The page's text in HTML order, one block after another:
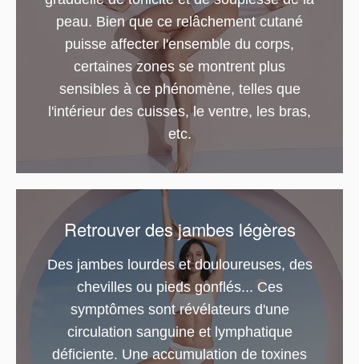
peau. Bien que ce relâchement cutané
puisse affecter l'ensemble du corps,
certaines zones se montrent plus
sensibles à ce phénomène, telles que
l'intérieur des cuisses, le ventre, les bras,
etc.
Retrouver des jambes légères
Des jambes lourdes et douloureuses, des
chevilles ou pieds gonflés... Ces
symptômes sont révélateurs d'une
circulation sanguine et lymphatique
déficiente. Une accumulation de toxines